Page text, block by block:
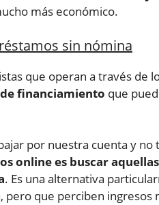
más económico.
sin nómina
que operan a través de
financiamiento que
por nuestra cuenta y
online es buscar
. Es una alternativa
pero que perciben